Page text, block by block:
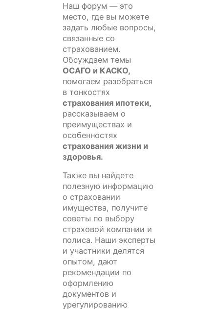
Наш форум — это
место, где вы можете
задать любые вопросы,
связанные со
страхованием.
Обсуждаем темы
ОСАГО и КАСКО,
помогаем разобраться
в тонкостях
страхования ипотеки,
рассказываем о
преимуществах и
особенностях
страхования жизни и
здоровья.
Также вы найдете
полезную информацию
о страховании
имущества, получите
советы по выбору
страховой компании и
полиса. Наши эксперты
и участники делятся
опытом, дают
рекомендации по
оформлению
документов и
урегулированию